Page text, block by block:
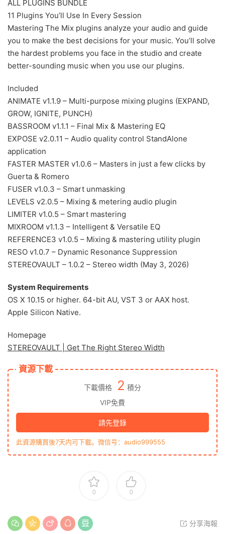
ALL PLUGINS BUNDLE
11 Plugins You’ll Use In Every Session
Mastering The Mix plugins analyze your audio and guide
you to make the best decisions for your music. You’ll solve
the hardest problems you face in the studio and create
better-sounding music when you use our plugins.
Included
ANIMATE v1.1.9 – Multi-purpose mixing plugins (EXPAND,
GROW, IGNITE, PUNCH)
BASSROOM v1.1.1 – Final Mix & Mastering EQ
EXPOSE v2.0.11 – Audio quality control StandAlone
application
FASTER MASTER v1.0.6 – Masters in just a few clicks by
Guerta & Romero
FUSER v1.0.3 – Smart unmasking
LEVELS v2.0.5 – Mixing & metering audio plugin
LIMITER v1.0.5 – Smart mastering
MIXROOM v1.1.3 – Intelligent & Versatile EQ
REFERENCE3 v1.0.5 – Mixing & mastering utility plugin
RESO v1.0.7 – Dynamic Resonance Suppression
STEREOVAULT – 1.0.2 – Stereo width (May 3, 2026)
System Requirements
OS X 10.15 or higher. 64-bit AU, VST 3 or AAX host.
Apple Silicon Native.
Homepage
STEREOVAULT | Get The Right Stereo Width
資源下載
下載價格 2 積分
VIP免費
請先登錄
此資源購買後7天内可下載。微信号：audio999555
0 0
分享海報